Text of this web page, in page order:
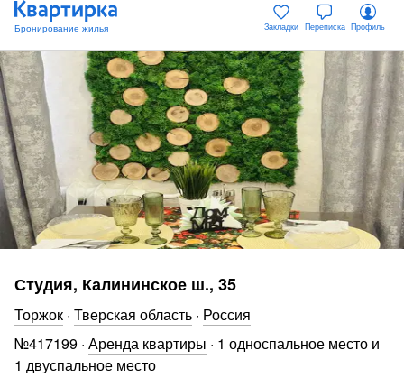
Закладки Переписка Профиль
Студия, Калининское ш., 35
Торжок · Тверская область · Россия
№417199 · Аренда квартиры · 1 односпальное место и
1 двуспальное место